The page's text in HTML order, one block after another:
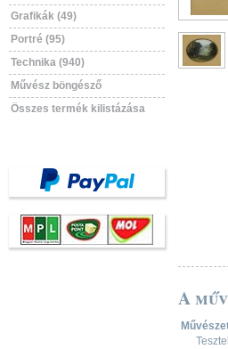
Grafikák (49)
Portré (95)
Technika (940)
Művész böngésző
Összes termék kilistázása
A